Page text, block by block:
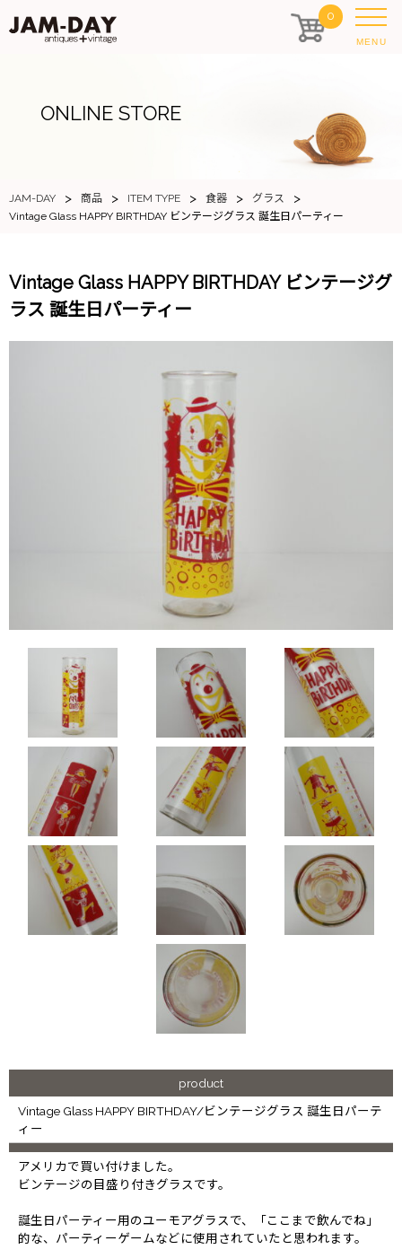
0
MENU
ONLINE STORE
JAM-DAY > 商品 > ITEM TYPE > 食器 > グラス >
Vintage Glass HAPPY BIRTHDAY ビンテージグラス 誕生日パーティー
Vintage Glass HAPPY BIRTHDAY ビンテージグ
ラス 誕生日パーティー
product
Vintage Glass HAPPY BIRTHDAY/ビンテージグラス 誕生日パーテ
ィー
アメリカで買い付けました。
ビンテージの目盛り付きグラスです。
誕生日パーティー用のユーモアグラスで、「ここまで飲んでね」
的な、パーティーゲームなどに使用されていたと思われます。